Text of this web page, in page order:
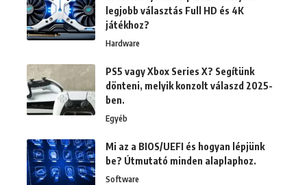
legjobb választás Full HD és 4K
játékhoz?
Hardware
PS5 vagy Xbox Series X? Segítünk
dönteni, melyik konzolt válaszd 2025-
ben.
Egyéb
Mi az a BIOS/UEFI és hogyan lépjünk
be? Útmutató minden alaplaphoz.
Software